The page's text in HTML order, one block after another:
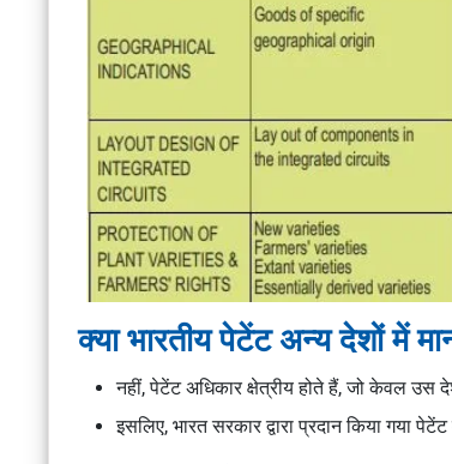
क्या भारतीय पेटेंट अन्य देशों में
नहीं, पेटेंट अधिकार क्षेत्रीय होते हैं, जो केवल उस
इसलिए, भारत सरकार द्वारा प्रदान किया गया